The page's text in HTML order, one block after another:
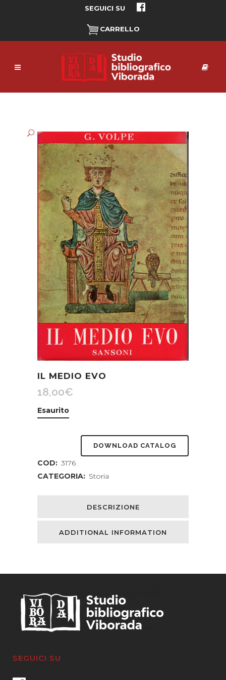
SEGUICI SU
CARRELLO
IL MEDIO EVO
18,00€
Esaurito
DOWNLOAD CATALOG
COD: 3176
CATEGORIA: Storia
DESCRIZIONE
ADDITIONAL INFORMATION
SEGUICI SU